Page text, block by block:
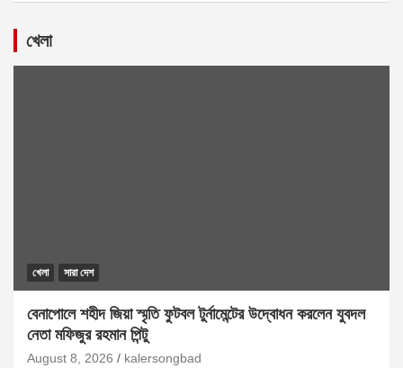
খেলা
খেলা সারা দেশ
বেনাপোলে শহীদ জিয়া স্মৃতি ফুটবল টুর্নামেন্টের উদ্বোধন করলেন যুবদল
নেতা মফিজুর রহমান পিন্টু
August 8, 2026 kalersongbad